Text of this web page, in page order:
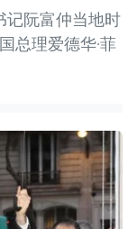
记阮富仲当地时
总理爱德华·菲